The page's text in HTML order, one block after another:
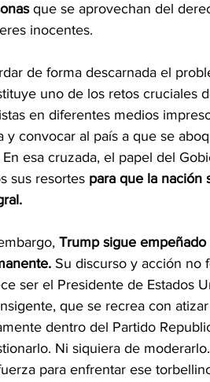
que se aprovechan del
inocentes.
de forma descarnada el
uno de los retos cruciales
en diferentes medios
y convocar al país a que se
esa cruzada, el papel del
sus resortes para que la nación
Trump sigue
Su discurso y acción no
ser el Presidente de Estados
que se recrea con
dentro del Partido
Ni siquiera de
para enfrentar ese